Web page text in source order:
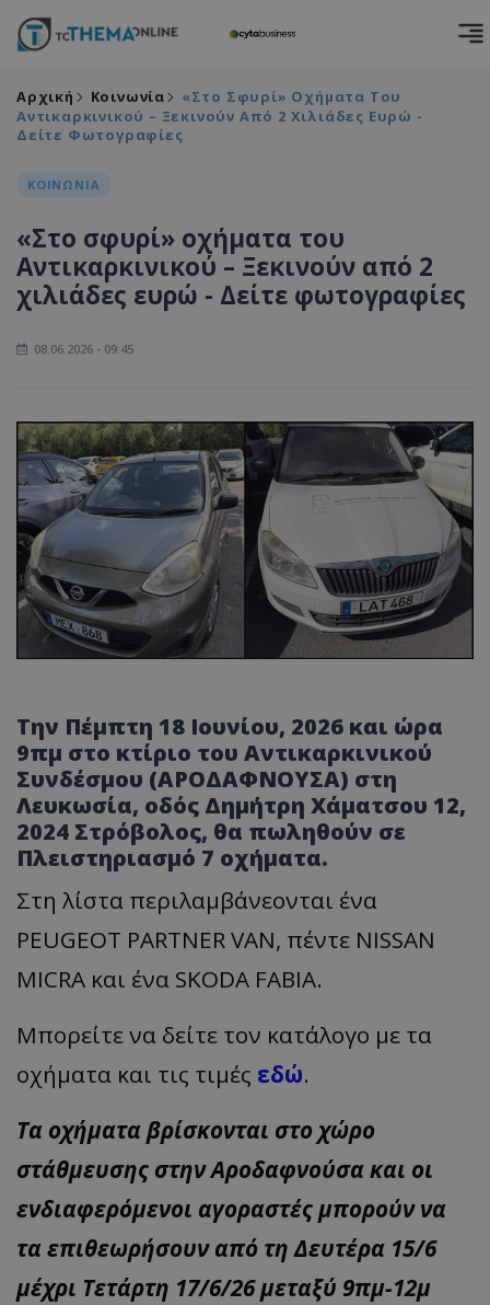
Αρχική Κοινωνία
«Στο Σφυρί» Οχήματα Του
Αντικαρκινικού – Ξεκινούν Από 2 Χιλιάδες Ευρώ -
Δείτε Φωτογραφίες
ΚΟΙΝΩΝΙΑ
«Στο σφυρί» οχήματα του
Αντικαρκινικού – Ξεκινούν από 2
χιλιάδες ευρώ - Δείτε φωτογραφίες
08.06.2026 - 09:45
Την Πέμπτη 18 Ιουνίου, 2026 και ώρα
9πμ στο κτίριο του Αντικαρκινικού
Συνδέσμου (ΑΡΟΔΑΦΝΟΥΣΑ) στη
Λευκωσία, οδός Δημήτρη Χάματσου 12,
2024 Στρόβολος, θα πωληθούν σε
Πλειστηριασμό 7 οχήματα.
Στη λίστα περιλαμβάνεονται ένα
PEUGEOT PARTNER VAN, πέντε NISSAN
MICRA και ένα SKODA FABIA.
Μπορείτε να δείτε τον κατάλογο με τα
οχήματα και τις τιμές εδώ.
Τα οχήματα βρίσκονται στο χώρο
στάθμευσης στην Αροδαφνούσα και οι
ενδιαφερόμενοι αγοραστές μπορούν να
τα επιθεωρήσουν από τη Δευτέρα 15/6
μέχρι Τετάρτη 17/6/26 μεταξύ 9πμ-12μ